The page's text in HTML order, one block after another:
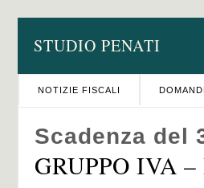
STUDIO PENATI
NOTIZIE FISCALI
Scadenza del
GRUPPO IVA